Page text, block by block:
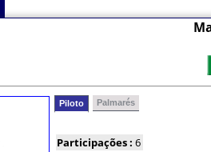
Piloto Palmarés
Participações : 6